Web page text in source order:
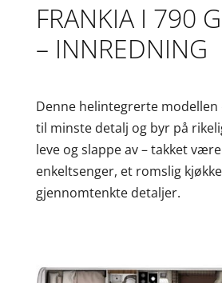
FRANKIA I 790
– INNREDNING
Denne helintegrerte modellen
til minste detalj og byr på
leve og slappe av – takket
enkeltsenger, et romslig
gjennomtenkte detaljer.